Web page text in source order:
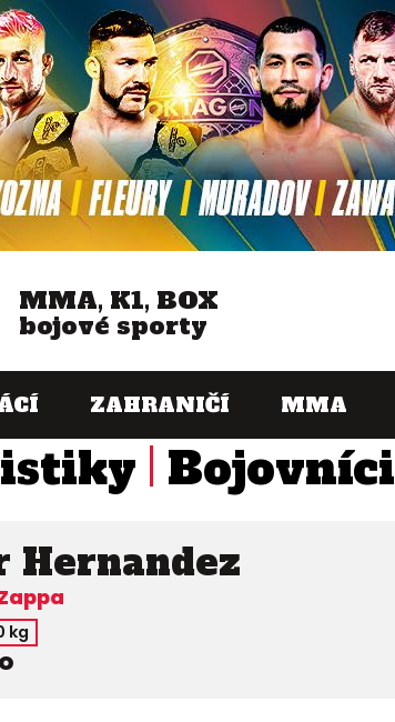
MMA, K1, BOX
bojové sporty
ZAHRANIČÍ MMA
Bojovníci
Hernandez
kg